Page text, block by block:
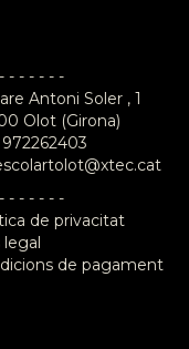
- - - - - -
Antoni Soler , 1
Olot (Girona)
972262403
- - - - - -
de privacitat
de pagament